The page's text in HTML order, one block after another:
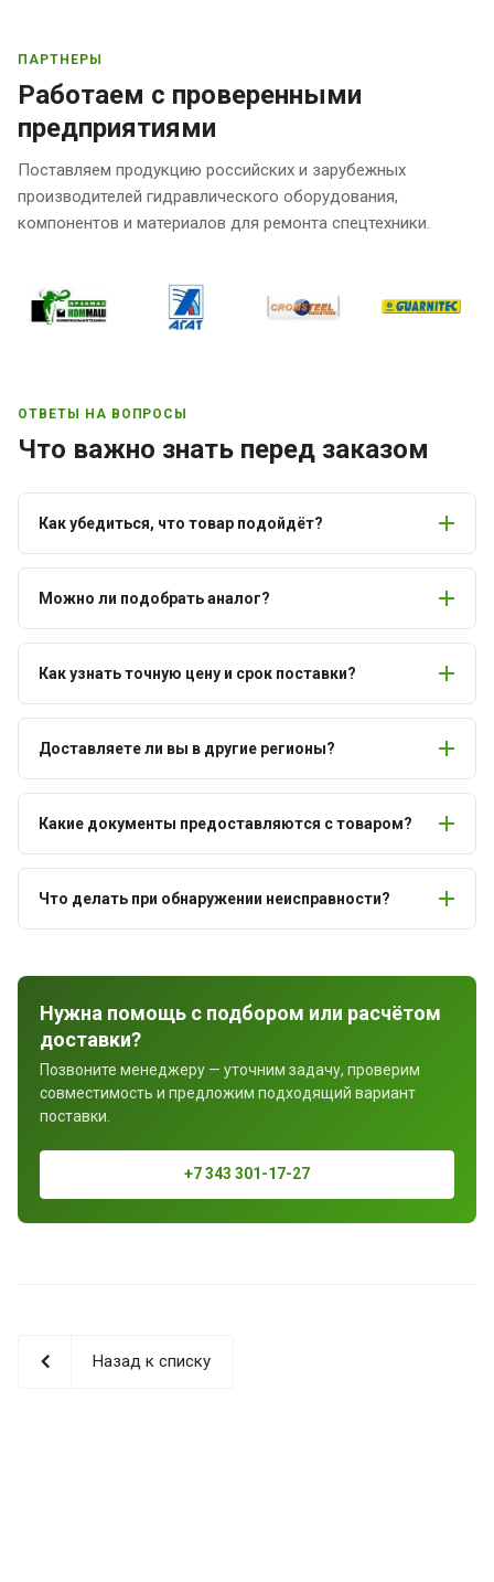
ПАРТНЕРЫ
Работаем с проверенными
предприятиями
Поставляем продукцию российских и зарубежных
производителей гидравлического оборудования,
компонентов и материалов для ремонта спецтехники.
ОТВЕТЫ НА ВОПРОСЫ
Что важно знать перед заказом
Как убедиться, что товар подойдёт?
Можно ли подобрать аналог?
Как узнать точную цену и срок поставки?
Доставляете ли вы в другие регионы?
Какие документы предоставляются с товаром?
Что делать при обнаружении неисправности?
Нужна помощь с подбором или расчётом
доставки?
Позвоните менеджеру — уточним задачу, проверим
совместимость и предложим подходящий вариант
поставки.
+7 343 301-17-27
Назад к списку